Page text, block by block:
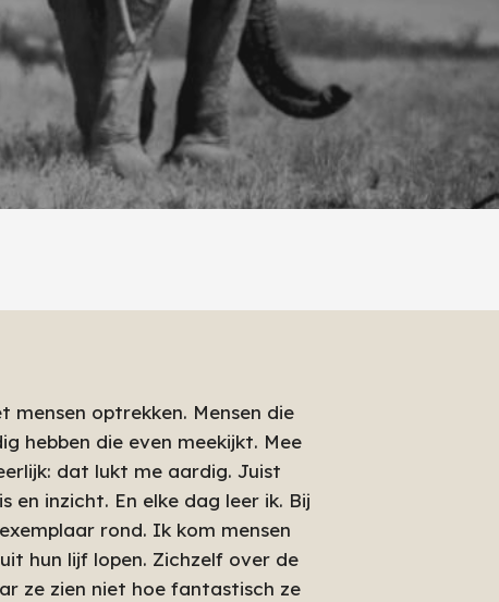
mensen optrekken. Mensen die
hebben die even meekijkt. Mee
dat lukt me aardig. Juist
en inzicht. En elke dag leer ik. Bij
rond. Ik kom mensen
hun lijf lopen. Zichzelf over de
ze zien niet hoe fantastisch ze